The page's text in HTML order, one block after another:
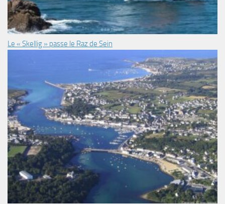
Le « Skellig » passe le Raz de Sein